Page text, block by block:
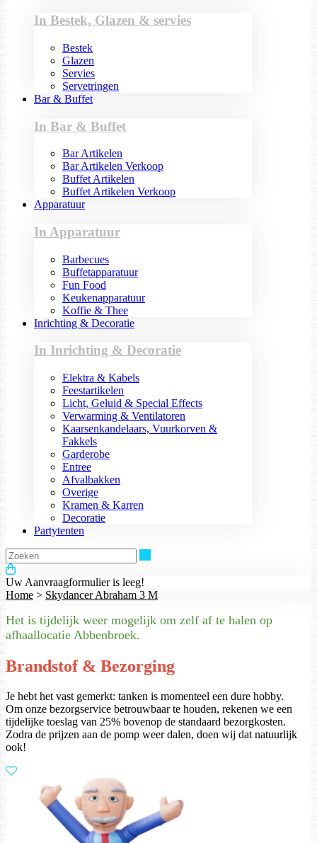
In Bestek, Glazen & servies
Bestek
Glazen
Servies
Servetringen
Bar & Buffet
In Bar & Buffet
Bar Artikelen
Bar Artikelen Verkoop
Buffet Artikelen
Buffet Artikelen Verkoop
Apparatuur
In Apparatuur
Barbecues
Buffetapparatuur
Fun Food
Keukenapparatuur
Koffie & Thee
Inrichting & Decoratie
In Inrichting & Decoratie
Elektra & Kabels
Feestartikelen
Licht, Geluid & Special Effects
Verwarming & Ventilatoren
Kaarsenkandelaars, Vuurkorven &
Fakkels
Garderobe
Entree
Afvalbakken
Overige
Kramen & Karren
Decoratie
Partytenten
Uw Aanvraagformulier is leeg!
Home > Skydancer Abraham 3 M
Het is tijdelijk weer mogelijk om zelf af te halen op
afhaallocatie Abbenbroek.
Brandstof & Bezorging
Je hebt het vast gemerkt: tanken is momenteel een dure hobby.
Om onze bezorgservice betrouwbaar te houden, rekenen we een
tijdelijke toeslag van 25% bovenop de standaard bezorgkosten.
Zodra de prijzen aan de pomp weer dalen, doen wij dat natuurlijk
ook!